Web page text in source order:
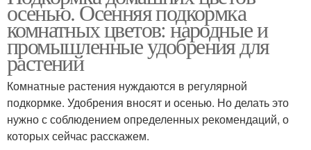
осенью. Осенняя подкормка
комнатных цветов: народные и
промышленные удобрения для
растений
Комнатные растения нуждаются в регулярной
подкормке. Удобрения вносят и осенью. Но делать это
нужно с соблюдением определенных рекомендаций, о
которых сейчас расскажем.